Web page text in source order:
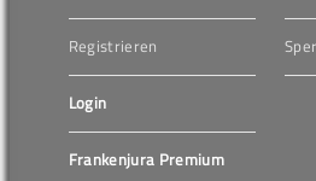
Registrieren
Login
Frankenjura Premium